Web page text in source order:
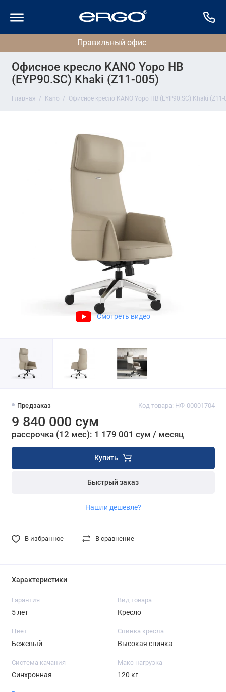
Офисное кресло KANO Yopo HB
(EYP90.SC) Khaki (Z11-005)
Главная Kano Офисное кресло KANO Yopo HB (EYP90.SC) Khaki (Z11-
Смотреть видео
Предзаказ Код товара: НФ-00001704
9 840 000 сум
рассрочка (12 мес): 1 179 001 сум / месяц
Купить
Быстрый заказ
Нашли дешевле?
В избранное В сравнение
Характеристики
Гарантия
5 лет
Вид товара
Кресло
Цвет
Бежевый
Спинка кресла
Высокая спинка
Система качания
Синхронная
Макс нагрузка
120 кг